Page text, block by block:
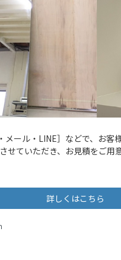
メール・LINE］などで、お客
せていただき、お見積をご用
詳しくはこちら